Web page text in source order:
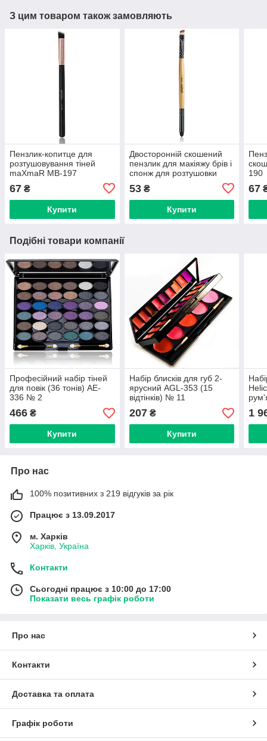
З цим товаром також замовляють
Пензлик-копитце для
розтушовування тіней
maXmaR MB-197
67 ₴
Купити
Двосторонній скошений
пензлик для макіяжу брів і
спонж для розтушовки
олівця maXmaR MB-144
53₴
Купити
190
67
Подібні товари компанії
Професійний набір тіней
для повік (36 тонів) AE-
336 № 2
466 ₴
Купити
Набір блисків для губ 2-
ярусний AGL-353 (15
відтінків) № 11
207₴
Купити
1
Про нас
100% позитивних з 219 відгуків за рік
Працює з 13.09.2017
м. Харків
Харків, Україна
Контакти
Сьогодні працює з 10:00 до 17:00
Показати весь графік роботи
Про нас
Контакти
Доставка та оплата
Графік роботи